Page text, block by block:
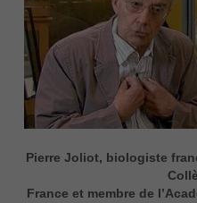
Pierre Joliot, biologiste
France et membre de